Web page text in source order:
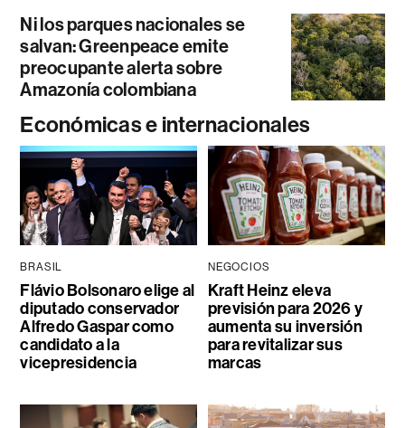
Ni los parques nacionales se
salvan: Greenpeace emite
preocupante alerta sobre
Amazonía colombiana
Económicas e internacionales
BRASIL
Flávio Bolsonaro elige al
diputado conservador
Alfredo Gaspar como
candidato a la
vicepresidencia
NEGOCIOS
Kraft Heinz eleva
previsión para 2026 y
aumenta su inversión
para revitalizar sus
marcas